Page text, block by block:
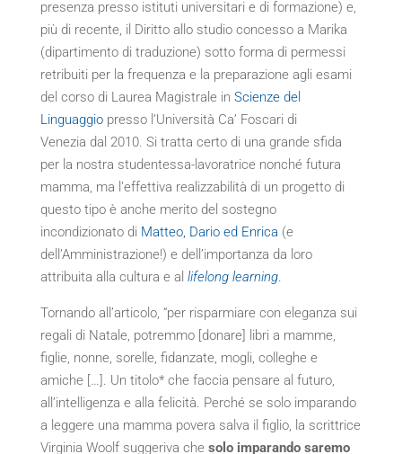
presenza presso istituti universitari e di formazione) e,
più di recente, il Diritto allo studio concesso a Marika
(dipartimento di traduzione) sotto forma di permessi
retribuiti per la frequenza e la preparazione agli esami
del corso di Laurea Magistrale in Scienze del
Linguaggiopresso l’Università Ca’ Foscari di
Venezia dal 2010. Si tratta certo di una grande sfida
per la nostra studentessa-lavoratrice nonché futura
mamma, ma l’effettiva realizzabilità di un progetto di
questo tipo è anche merito del sostegno
incondizionato di Matteo, Dario ed Enrica (e
dell’Amministrazione!) e dell’importanza da loro
attribuita alla cultura e al lifelong learning.
Tornando all’articolo, “per risparmiare con eleganza sui
regali di Natale, potremmo [donare] libri a mamme,
figlie, nonne, sorelle, fidanzate, mogli, colleghe e
amiche […]. Un titolo* che faccia pensare al futuro,
all’intelligenza e alla felicità. Perché se solo imparando
a leggere una mamma povera salva il figlio, la scrittrice
Virginia Woolf suggeriva che solo imparando saremo